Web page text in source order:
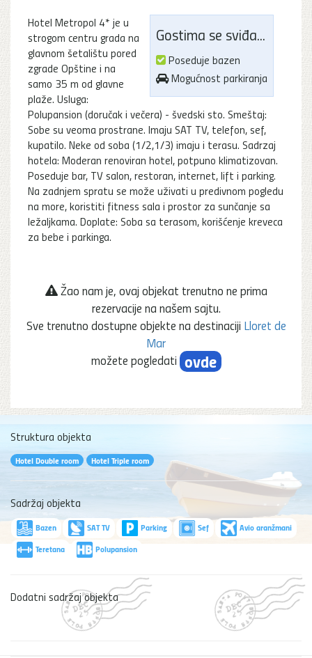
Gostima se sviđa...
Poseduje bazen
Mogućnost parkiranja
Hotel Metropol 4* je u
strogom centru grada na
glavnom šetalištu pored
zgrade Opštine i na
samo 35 m od glavne
plaže. Usluga:
Polupansion (doručak i večera) - švedski sto. Smeštaj:
Sobe su veoma prostrane. Imaju SAT TV, telefon, sef,
kupatilo. Neke od soba (1/2,1/3) imaju i terasu. Sadrzaj
hotela: Moderan renoviran hotel, potpuno klimatizovan.
Poseduje bar, TV salon, restoran, internet, lift i parking.
Na zadnjem spratu se može uživati u predivnom pogledu
na more, koristiti fitness sala i prostor za sunčanje sa
ležaljkama. Doplate: Soba sa terasom, korišćenje kreveca
za bebe i parkinga.
Žao nam je, ovaj objekat trenutno ne prima
rezervacije na našem sajtu.
Sve trenutno dostupne objekte na destinaciji Lloret de
Mar
možete pogledati ovde
Struktura objekta
Hotel Double room Hotel Triple room
Sadržaj objekta
Bazen SAT TV Parking Sef
Avio aranžmani
Teretana
Polupansion
Dodatni sadržaj objekta